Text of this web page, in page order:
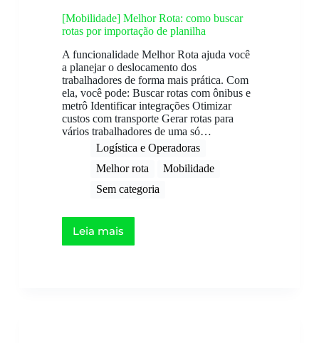
[Mobilidade] Melhor Rota: como buscar
rotas por importação de planilha
A funcionalidade Melhor Rota ajuda você
a planejar o deslocamento dos
trabalhadores de forma mais prática. Com
ela, você pode: Buscar rotas com ônibus e
metrô Identificar integrações Otimizar
custos com transporte Gerar rotas para
vários trabalhadores de uma só…
Logística e Operadoras
Melhor rota
Mobilidade
Sem categoria
Leia mais